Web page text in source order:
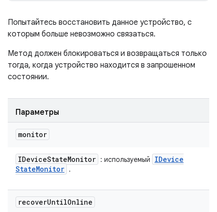
Попытайтесь восстановить данное устройство, с
которым больше невозможно связаться.
Метод должен блокироваться и возвращаться только
тогда, когда устройство находится в запрошенном
состоянии.
Параметры
monitor
IDeviceStateMonitor : используемый
IDevice
StateMonitor .
recoverUntilOnline